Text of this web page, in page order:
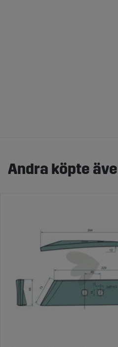
Andra köpte